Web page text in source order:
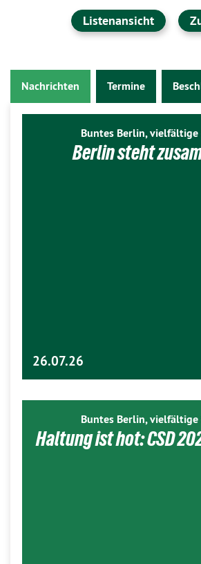
Listenansicht
Nachrichten Termine
Buntes Berlin, vielfältige
Berlin steht
26.07.26
Buntes Berlin, vielfältige
Haltung ist hot: CSD